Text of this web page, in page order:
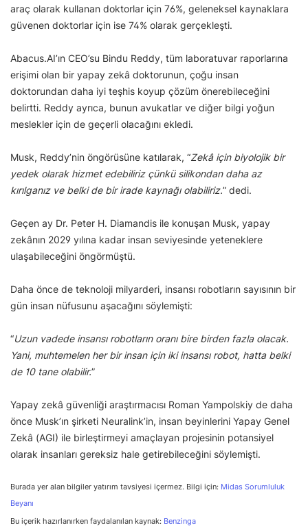
araç olarak kullanan doktorlar için 76%, geleneksel kaynaklara
güvenen doktorlar için ise 74% olarak gerçekleşti.
Abacus.AI’ın CEO’su Bindu Reddy, tüm laboratuvar raporlarına
erişimi olan bir yapay zekâ doktorunun, çoğu insan
doktorundan daha iyi teşhis koyup çözüm önerebileceğini
belirtti. Reddy ayrıca, bunun avukatlar ve diğer bilgi yoğun
meslekler için de geçerli olacağını ekledi.
Musk, Reddy’nin öngörüsüne katılarak, “Zekâ için biyolojik bir
yedek olarak hizmet edebiliriz çünkü silikondan daha az
kırılganız ve belki de bir irade kaynağı olabiliriz.” dedi.
Geçen ay Dr. Peter H. Diamandis ile konuşan Musk, yapay
zekânın 2029 yılına kadar insan seviyesinde yeteneklere
ulaşabileceğini öngörmüştü.
Daha önce de teknoloji milyarderi, insansı robotların sayısının bir
gün insan nüfusunu aşacağını söylemişti:
“Uzun vadede insansı robotların oranı bire birden fazla olacak.
Yani, muhtemelen her bir insan için iki insansı robot, hatta belki
de 10 tane olabilir.”
Yapay zekâ güvenliği araştırmacısı Roman Yampolskiy de daha
önce Musk’ın şirketi Neuralink’in, insan beyinlerini Yapay Genel
Zekâ (AGI) ile birleştirmeyi amaçlayan projesinin potansiyel
olarak insanları gereksiz hale getirebileceğini söylemişti.
Burada yer alan bilgiler yatırım tavsiyesi içermez. Bilgi için: Midas Sorumluluk
Beyanı
Bu içerik hazırlanırken faydalanılan kaynak: Benzinga